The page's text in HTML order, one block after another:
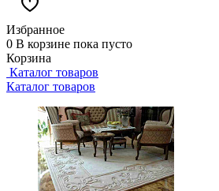
Избранное
0 В корзине пока пусто
Корзина
Каталог товаров
Каталог товаров